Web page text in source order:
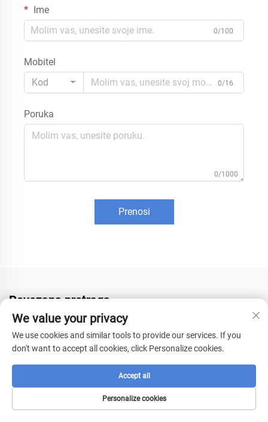
Ime
0/100
Mobitel
Kod
0/16
Poruka
0/1000
Prenosi
Povezana pretraga
poljoprivredni dron bezpilotna isporuka
motor za bespilotne letjelice zrakoplovna plovila
We value your privacy
We use cookies and similar tools to provide our services. If you
don't want to accept all cookies, click Personalize cookies.
Personalize cookies
Accept all